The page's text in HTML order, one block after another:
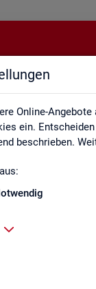
Online-
ein.
beschrieben.